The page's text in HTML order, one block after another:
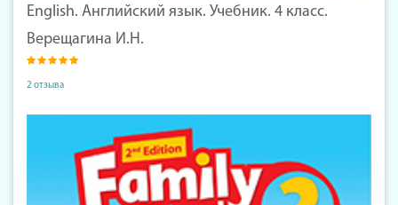
English. Английский язык. Учебник. 4 класс.
Верещагина И.Н.
2 отзыва